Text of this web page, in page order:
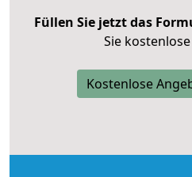
Füllen Sie jetzt das
Sie
Kostenlose